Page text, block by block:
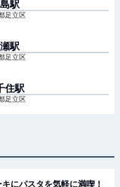
駅
足立区
駅
足立区
住駅
足立区
にパスタを気軽に満喫！